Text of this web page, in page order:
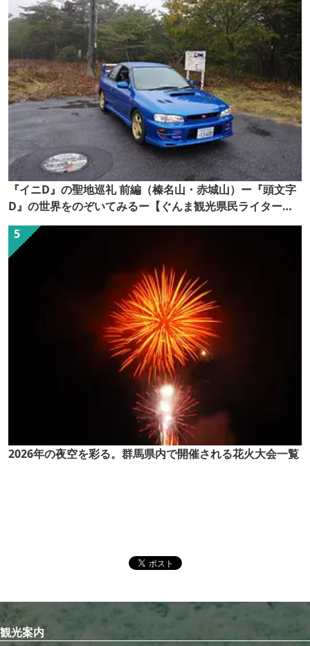
『イニD』の聖地巡礼 前編（榛名山・赤城山）ー『頭文字
D』の世界をのぞいてみるー【ぐんま観光県民ライター
（ぐん記者）】
2026年の夜空を彩る。群馬県内で開催される花火大会一覧
観光案内